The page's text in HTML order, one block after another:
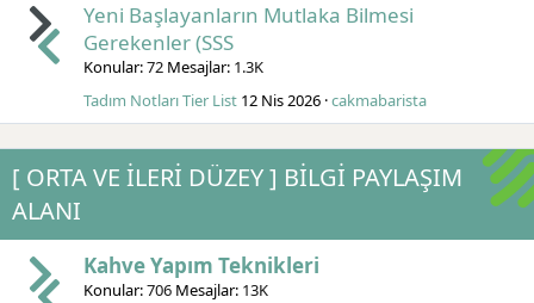
Yeni Başlayanların Mutlaka Bilmesi
Gerekenler (SSS
Konular 72 Mesajlar 1.3K
Tadım Notları Tier List 12 Nis 2026 cakmabarista
[ ORTA VE İLERİ DÜZEY ] BİLGİ PAYLAŞIM
ALANI
Kahve Yapım Teknikleri
Konular 706 Mesajlar 13K